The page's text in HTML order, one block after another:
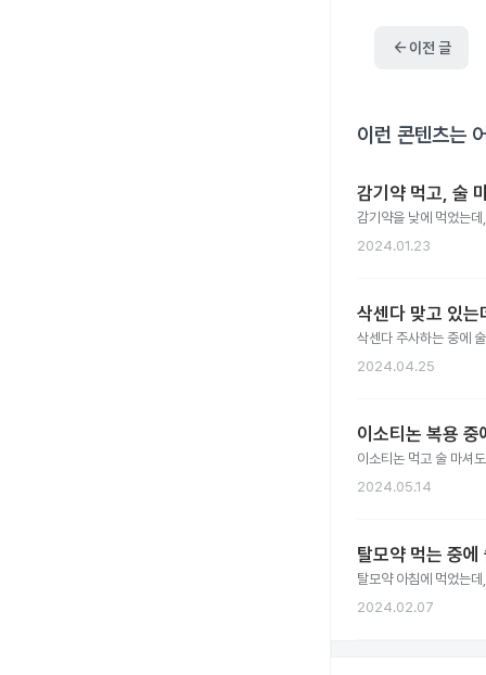
arrow_back이전 글
이런 콘텐츠는
감기약 먹고, 술
감기약을 낮에 먹었는
2024.01.23
삭센다 맞고 있는
삭센다 주사하는 중에
2024.04.25
이소티논 복용
이소티논 먹고 술 마셔
2024.05.14
탈모약 먹는 중
탈모약 아침에 먹었는
2024.02.07